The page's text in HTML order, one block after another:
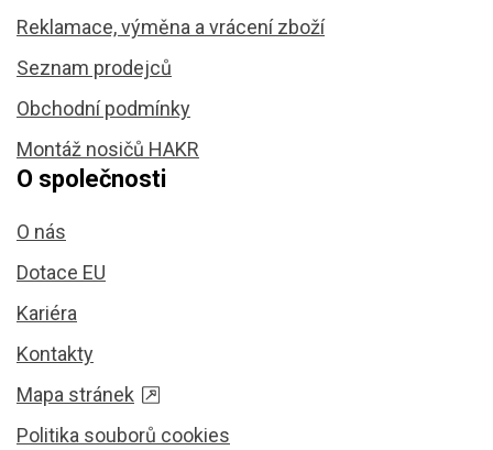
Reklamace, výměna a vrácení zboží
Seznam prodejců
Obchodní podmínky
Montáž nosičů HAKR
O společnosti
O nás
Dotace EU
Kariéra
Kontakty
Mapa stránek
Politika souborů cookies